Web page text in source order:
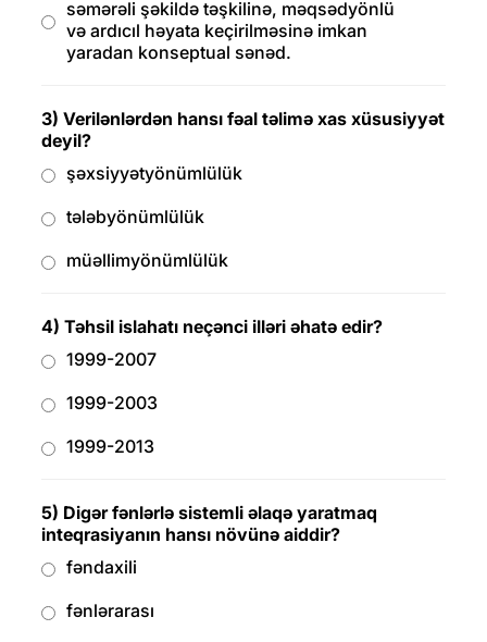
səmərəli şəkildə təşkilinə, məqsədyönlü
və ardıcıl həyata keçirilməsinə imkan
yaradan konseptual sənəd.
3) Verilənlərdən hansı fəal təlimə xas xüsusiyyət
deyil?
şəxsiyyətyönümlülük
tələbyönümlülük
müəllimyönümlülük
4) Təhsil islahatı neçənci illəri əhatə edir?
1999-2007
1999-2003
1999-2013
5) Digər fənlərlə sistemli əlaqə yaratmaq
inteqrasiyanın hansı növünə aiddir?
fəndaxili
fənlərarası